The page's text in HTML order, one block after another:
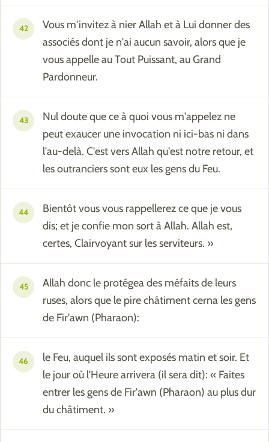
42
Vous m'invitez à nier Allah et à Lui donner des
associés dont je n'ai aucun savoir, alors que je
vous appelle au Tout Puissant, au Grand
Pardonneur.
43
Nul doute que ce à quoi vous m'appelez ne
peut exaucer une invocation ni ici-bas ni dans
l'au-delà. C'est vers Allah qu'est notre retour, et
les outranciers sont eux les gens du Feu.
44
Bientôt vous vous rappellerez ce que je vous
dis; et je confie mon sort à Allah. Allah est,
certes, Clairvoyant sur les serviteurs. »
45
Allah donc le protégea des méfaits de leurs
ruses, alors que le pire châtiment cerna les gens
de Fir'awn (Pharaon):
46
le Feu, auquel ils sont exposés matin et soir. Et
le jour où l'Heure arrivera (il sera dit): « Faites
entrer les gens de Fir'awn (Pharaon) au plus dur
du châtiment. »